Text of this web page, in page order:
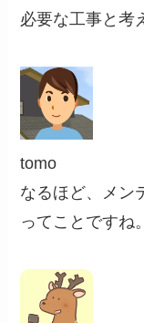
必要な工事と考
tomo
なるほど、メン
ってことですね。